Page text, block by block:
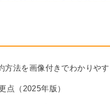
方法を画像付きでわかりや
点（2025年版）